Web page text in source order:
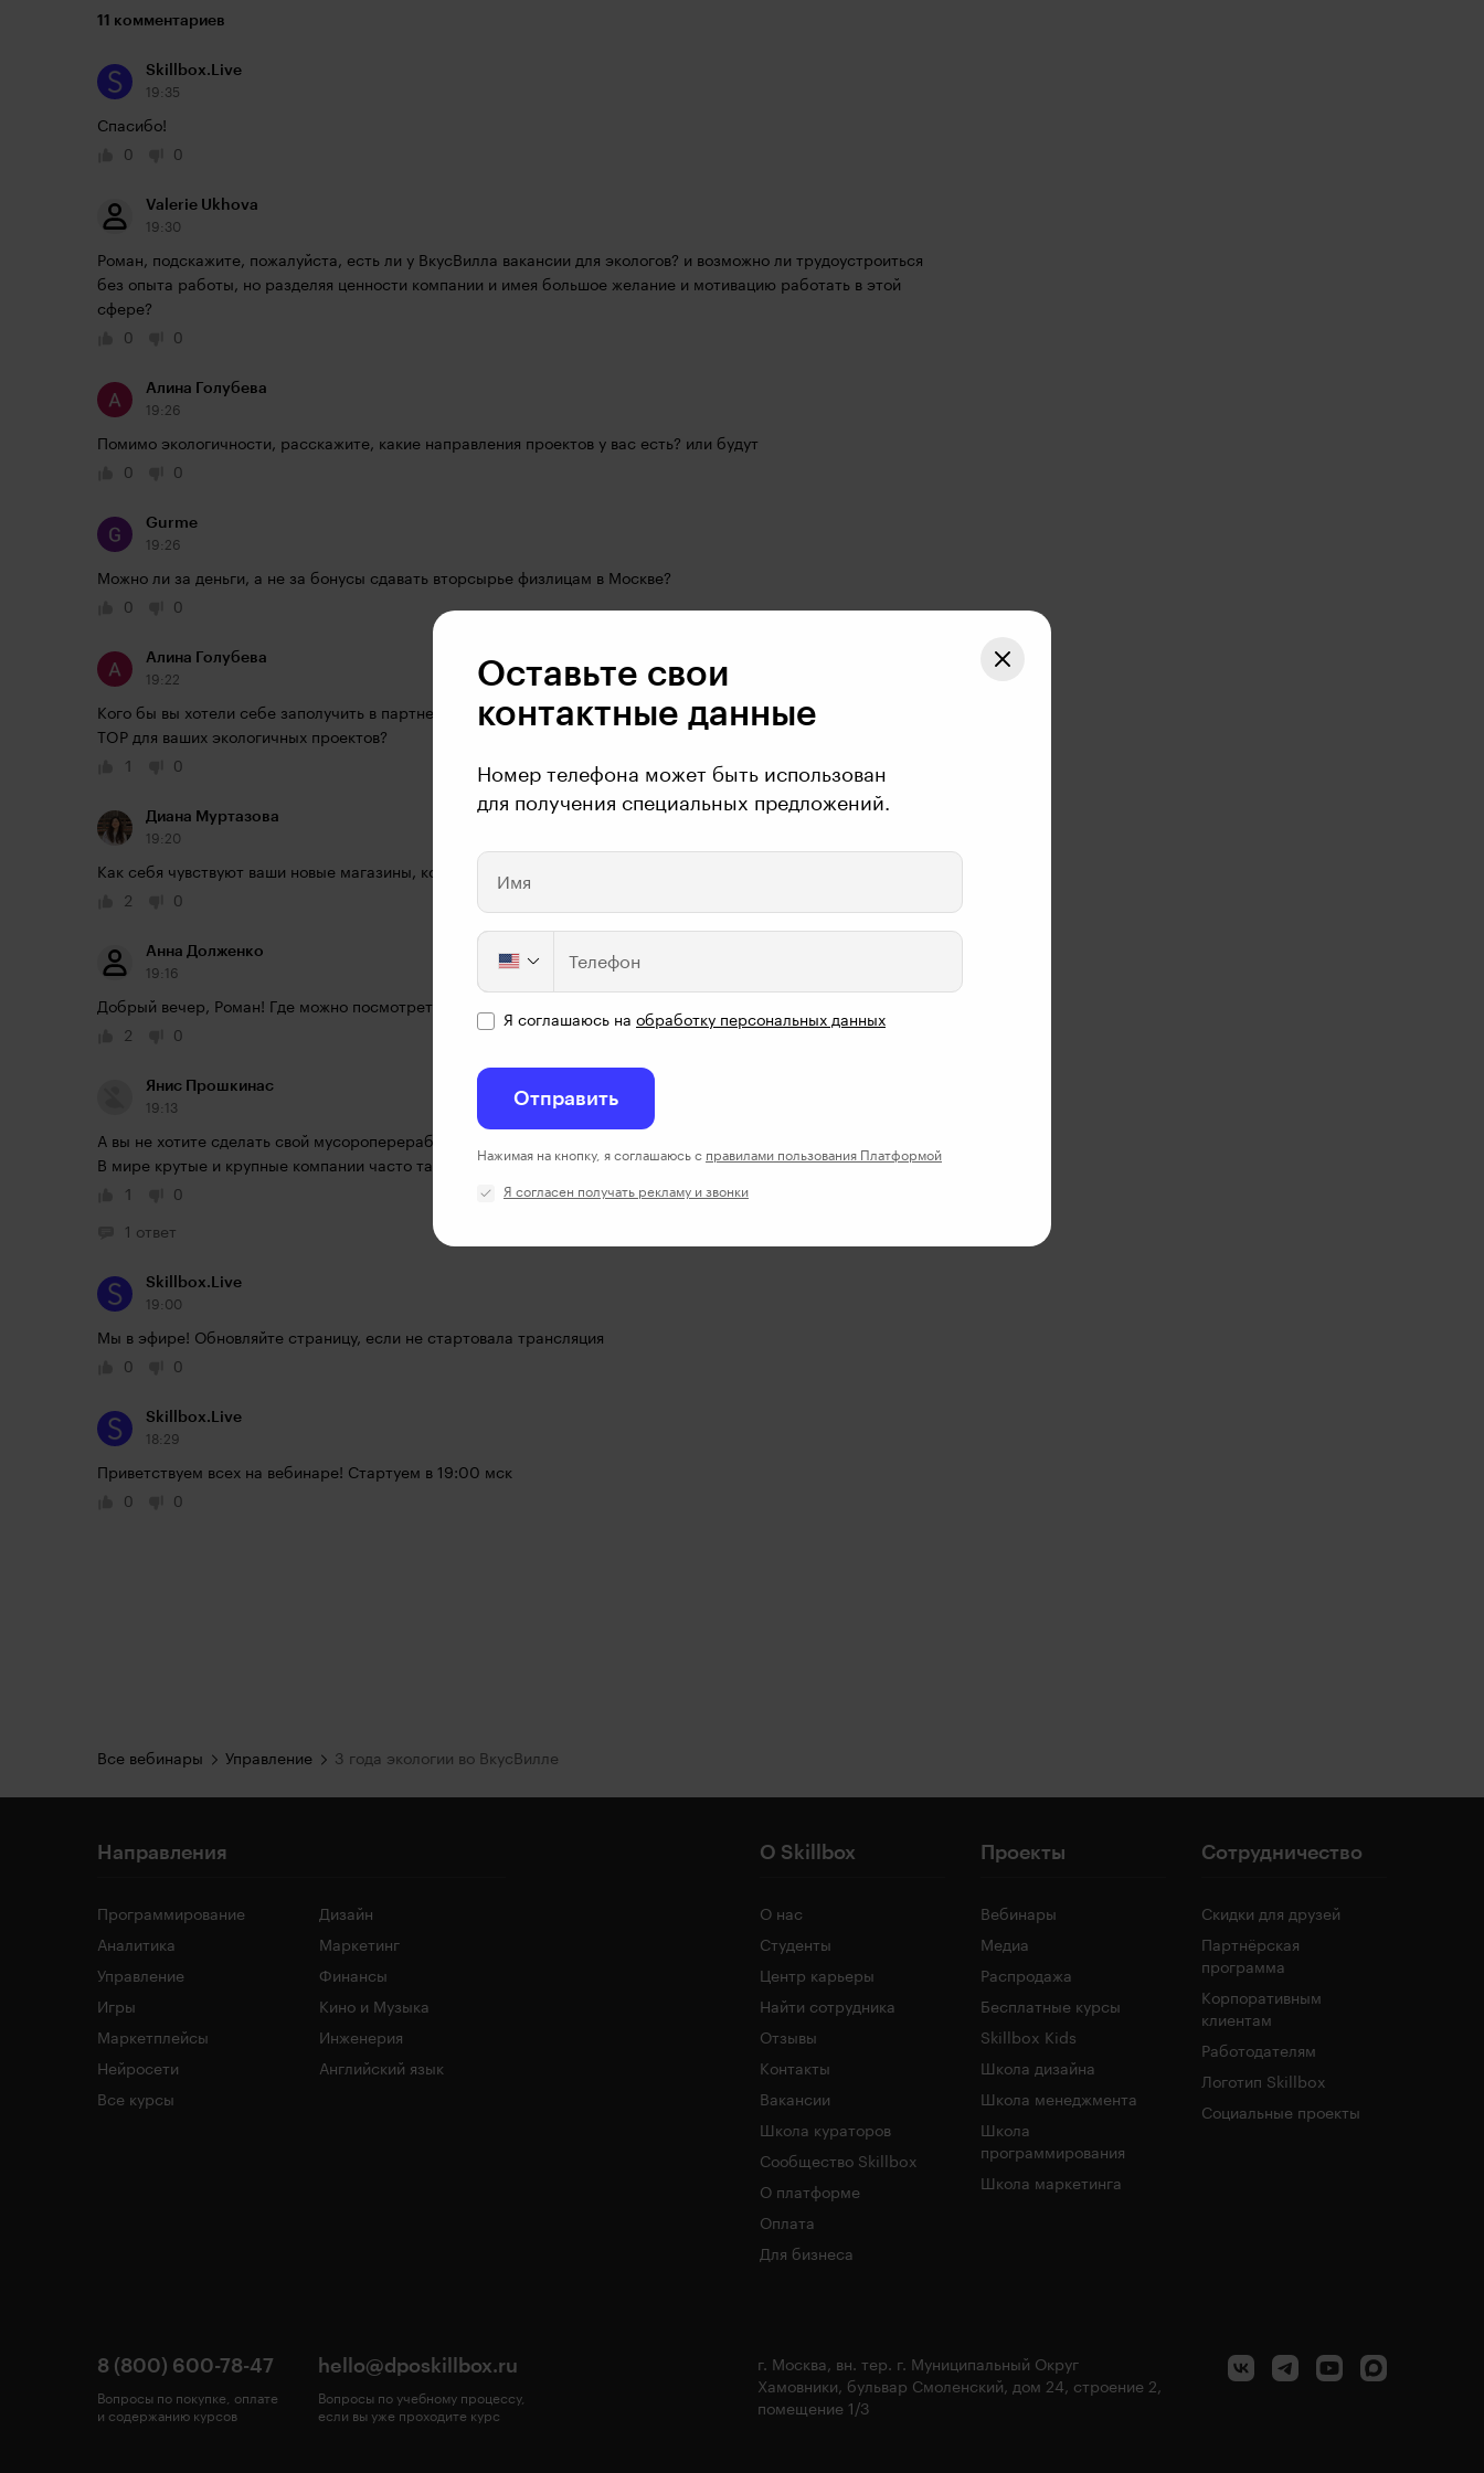
11 комментариев
Skillbox.Live
19:35
Спасибо!
0
0
Valerie Ukhova
19:30
Роман, подскажите, пожалуйста, есть ли у ВкусВилла вакансии для экологов? и возможно ли трудоустроиться
без опыта работы, но разделяя ценности компании и имея большое желание и мотивацию работать в этой
сфере?
0
0
Алина Голубева
19:26
Помимо экологичности, расскажите, какие направления проектов у вас есть? или будут
0
0
Gurme
19:26
Можно ли за деньги, а не за бонусы сдавать вторсырье физлицам в Москве?
0
0
Алина Голубева
19:22
Кого бы вы хотели себе заполучить в партнеры для проектов? или экспертов? в общем, кто для вас TOP of the
TOP для ваших экологичных проектов?
1
0
Диана Муртазова
19:20
Как себя чувствуют ваши новые магазины, которые вы открыли в Европе?
2
0
Анна Долженко
19:16
Добрый вечер, Роман! Где можно посмотреть пункты приема книг?
2
0
Янис Прошкинас
19:13
А вы не хотите сделать свой мусороперерабатывающий завод? Или скажем как-то с пластиком работать?
В мире крутые и крупные компании часто так делают
1
0
1 ответ
Skillbox.Live
19:00
Мы в эфире! Обновляйте страницу, если не стартовала трансляция
0
0
Skillbox.Live
18:29
Приветствуем всех на вебинаре! Стартуем в 19:00 мск
0
0
Все вебинары Управление 3 года экологии во ВкусВилле
Направления
Программирование
Дизайн
Аналитика
Маркетинг
Управление
Финансы
Игры
Кино и Музыка
Маркетплейсы
Инженерия
Нейросети
Английский язык
Все курсы
О Skillbox
О нас
Студенты
Центр карьеры
Найти сотрудника
Отзывы
Контакты
Вакансии
Школа кураторов
Сообщество Skillbox
О платформе
Оплата
Для бизнеса
Проекты
Вебинары
Медиа
Распродажа
Бесплатные курсы
Skillbox Kids
Школа дизайна
Школа менеджмента
Школа
программирования
Школа маркетинга
Сотрудничество
Скидки для друзей
Партнёрская
программа
Корпоративным
клиентам
Работодателям
Логотип Skillbox
Социальные проекты
8 (800) 600-78-47
Вопросы по покупке, оплате
и содержанию курсов
hello@dposkillbox.ru
Вопросы по учебному процессу,
если вы уже проходите курс
г. Москва, вн. тер. г. Муниципальный Округ
Хамовники, бульвар Смоленский, дом 24, строение 2,
помещение 1/3
Оставьте свои
контактные данные
Номер телефона может быть использован
для получения специальных предложений.
Имя
Телефон
Я соглашаюсь на обработку персональных данных
Отправить
Нажимая на кнопку, я соглашаюсь с правилами пользования Платформой
Я согласен получать рекламу и звонки